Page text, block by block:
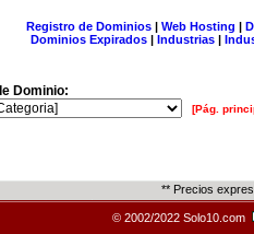
Registro de Dominios| Web Hosting |
Dominios Expirados | Industrias |
Dominio:
[Pág.
** Precios
© 2002/2022 Solo10.com